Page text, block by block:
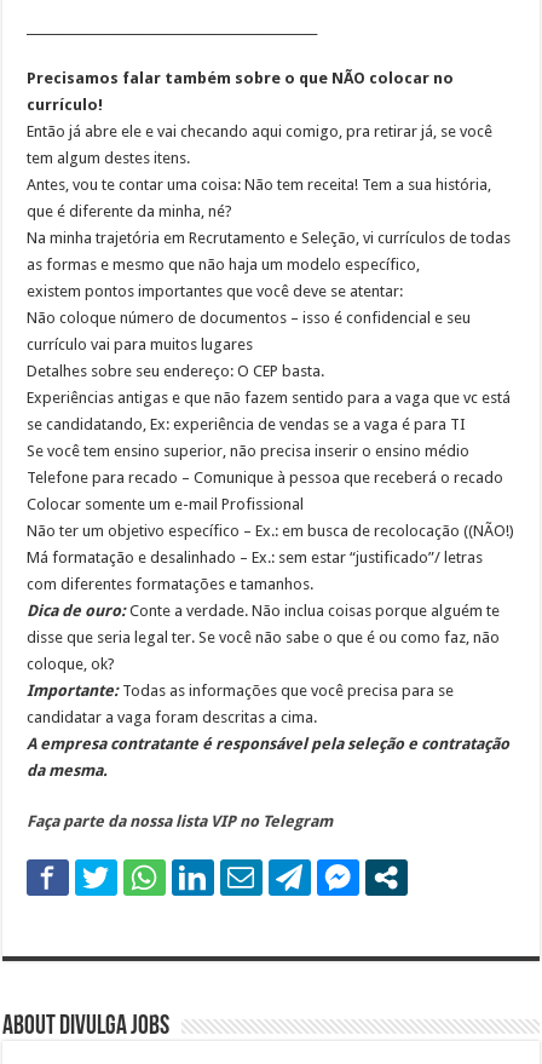
Precisamos falar também sobre o que NÃO colocar no
currículo!
Então já abre ele e vai checando aqui comigo, pra retirar já, se você
tem algum destes itens.
Antes, vou te contar uma coisa: Não tem receita! Tem a sua história,
que é diferente da minha, né?
Na minha trajetória em Recrutamento e Seleção, vi currículos de todas
as formas e mesmo que não haja um modelo específico,
existem pontos importantes que você deve se atentar:
Não coloque número de documentos – isso é confidencial e seu
currículo vai para muitos lugares
Detalhes sobre seu endereço: O CEP basta.
Experiências antigas e que não fazem sentido para a vaga que vc está
se candidatando, Ex: experiência de vendas se a vaga é para TI
Se você tem ensino superior, não precisa inserir o ensino médio
Telefone para recado – Comunique à pessoa que receberá o recado
Colocar somente um e-mail Profissional
Não ter um objetivo específico – Ex.: em busca de recolocação ((NÃO!)
Má formatação e desalinhado – Ex.: sem estar “justificado”/ letras
com diferentes formatações e tamanhos.
Dica de ouro: Conte a verdade. Não inclua coisas porque alguém te
disse que seria legal ter. Se você não sabe o que é ou como faz, não
coloque, ok?
Importante:Todas as informações que você precisa para se
candidatar a vaga foram descritas a cima.
A empresa contratante é responsável pela seleção e contratação
da mesma.
Faça parte da nossa lista VIP no Telegram
About DIVULGA JOBS